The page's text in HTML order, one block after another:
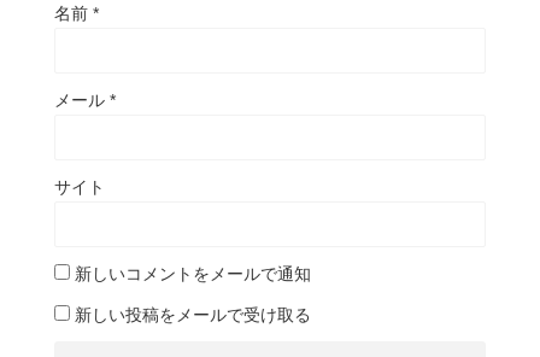
名前 *
メール *
サイト
新しいコメントをメールで通知
新しい投稿をメールで受け取る